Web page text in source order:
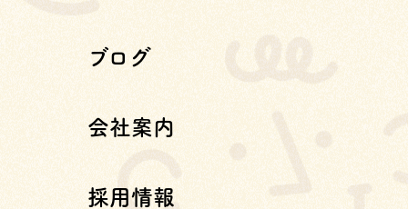
ブログ
会社案内
採用情報